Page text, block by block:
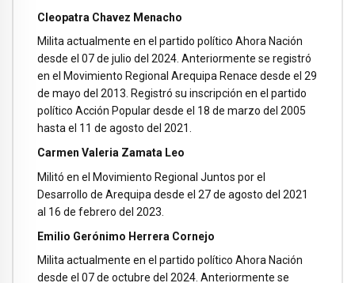
Cleopatra Chavez Menacho
Milita actualmente en el partido político Ahora Nación
desde el 07 de julio del 2024. Anteriormente se registró
en el Movimiento Regional Arequipa Renace desde el 29
de mayo del 2013. Registró su inscripción en el partido
político Acción Popular desde el 18 de marzo del 2005
hasta el 11 de agosto del 2021.
Carmen Valeria Zamata Leo
Militó en el Movimiento Regional Juntos por el
Desarrollo de Arequipa desde el 27 de agosto del 2021
al 16 de febrero del 2023.
Emilio Gerónimo Herrera Cornejo
Milita actualmente en el partido político Ahora Nación
desde el 07 de octubre del 2024. Anteriormente se